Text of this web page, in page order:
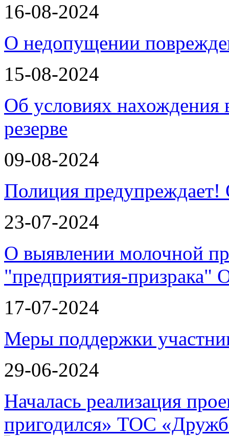
16-08-2024
О недопущении
15-08-2024
Об условиях
резерве
09-08-2024
Полиция
23-07-2024
О выявлении молочной
"предприятия-
17-07-2024
Меры поддержки
29-06-2024
Началась реализация
пригодился» ТОС